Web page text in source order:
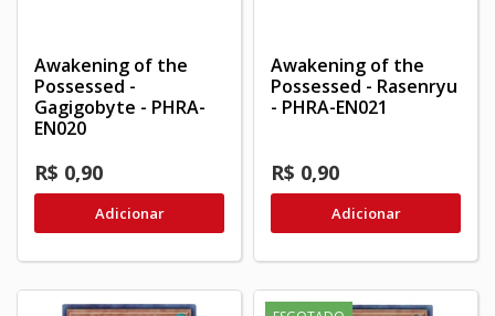
Awakening of the
Possessed -
Gagigobyte - PHRA-
EN020
R$ 0,90
Adicionar
Awakening of the
Possessed - Rasenryu
- PHRA-EN021
R$ 0,90
Adicionar